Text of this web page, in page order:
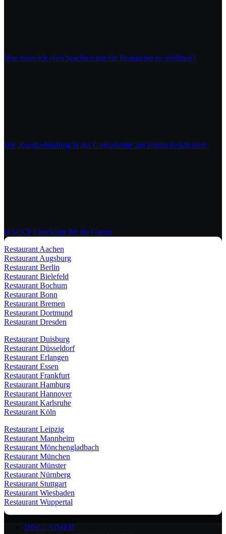
Was muss ich alles beachten um ein Restaurant zu eröffnen?
Wie Kundenbindung in der Gastronomie am besten funktioniert
HACCP Checkliste für die Gastro
Restaurant Aachen
Restaurant Augsburg
Restaurant Berlin
Restaurant Bielefeld
Restaurant Bochum
Restaurant Bonn
Restaurant Bremen
Restaurant Dortmund
Restaurant Dresden
Restaurant Duisburg
Restaurant Düsseldorf
Restaurant Erlangen
Restaurant Essen
Restaurant Frankfurt
Restaurant Hamburg
Restaurant Hannover
Restaurant Karlsruhe
Restaurant Köln
Restaurant Leipzig
Restaurant Mannheim
Restaurant Mönchengladbach
Restaurant München
Restaurant Münster
Restaurant Nürnberg
Restaurant Stuttgart
Restaurant Wiesbaden
Restaurant Wuppertal
DISCLAIMER